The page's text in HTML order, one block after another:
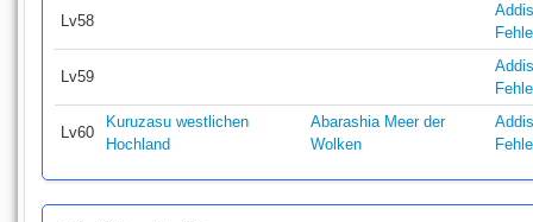
Lv58
Addis
Lv59
Addis
Lv60
Kuruzasu westlichen
Hochland
Abarashia Meer der
Wolken
Addis